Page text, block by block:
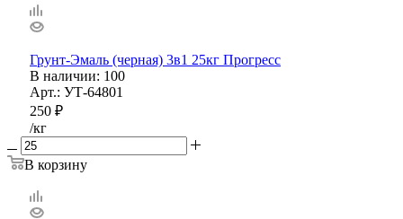
Грунт-Эмаль (черная) 3в1 25кг Прогресс
В наличии: 100
Арт.: УТ-64801
250 ₽
/кг
В корзину